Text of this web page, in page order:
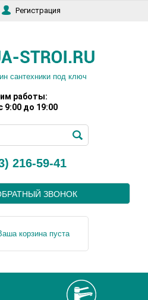
Регистрация
сантехники под ключ
работы:
9:00 до 19:00
216-59-41
ЗВОНОК
корзина пуста